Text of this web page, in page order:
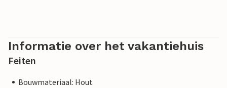
Informatie over het vakantiehuis
Feiten
Bouwmateriaal: Hout